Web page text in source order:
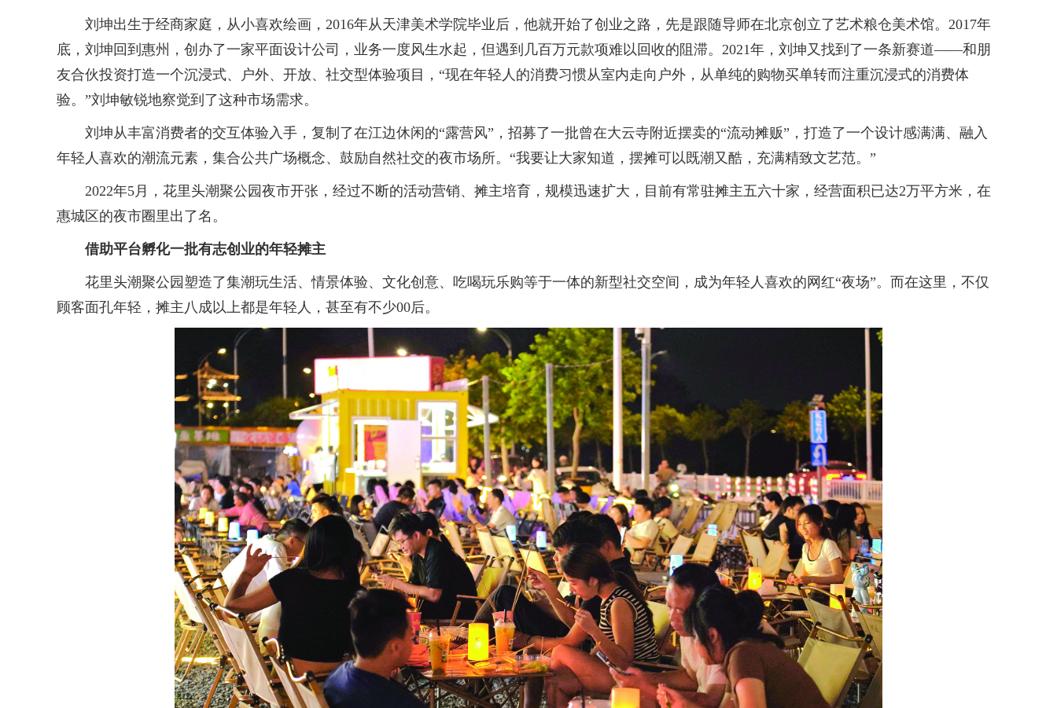
刘坤出生于经商家庭，从小喜欢绘画，2016年从天津美术学院毕业后，他就开始了创业之路，先是跟随导师在北京创立了艺术粮仓美术馆。2017年
底，刘坤回到惠州，创办了一家平面设计公司，业务一度风生水起，但遇到几百万元款项难以回收的阻滞。2021年，刘坤又找到了一条新赛道——和朋
友合伙投资打造一个沉浸式、户外、开放、社交型体验项目，“现在年轻人的消费习惯从室内走向户外，从单纯的购物买单转而注重沉浸式的消费体
验。”刘坤敏锐地察觉到了这种市场需求。
刘坤从丰富消费者的交互体验入手，复制了在江边休闲的“露营风”，招募了一批曾在大云寺附近摆卖的“流动摊贩”，打造了一个设计感满满、融入
年轻人喜欢的潮流元素，集合公共广场概念、鼓励自然社交的夜市场所。“我要让大家知道，摆摊可以既潮又酷，充满精致文艺范。”
2022年5月，花里头潮聚公园夜市开张，经过不断的活动营销、摊主培育，规模迅速扩大，目前有常驻摊主五六十家，经营面积已达2万平方米，在
惠城区的夜市圈里出了名。
借助平台孵化一批有志创业的年轻摊主
花里头潮聚公园塑造了集潮玩生活、情景体验、文化创意、吃喝玩乐购等于一体的新型社交空间，成为年轻人喜欢的网红“夜场”。而在这里，不仅
顾客面孔年轻，摊主八成以上都是年轻人，甚至有不少00后。